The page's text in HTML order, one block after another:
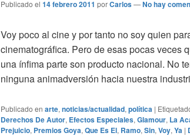
Publicado el 14 febrero 2011 porCarlos—No hay
Voy poco al cine y por tanto no soy quien
cinematográfica. Pero de esas pocas veces
una ínfima parte son producto nacional. No
ninguna animadversión hacia nuestra
Publicado en arte, noticias/actualidad, política |
Derechos De Autor, Efectos Especiales, Glamour, La
Prejuicio, Premios Goya, Que Es El, Ramo, Sin, Voy, Ya |